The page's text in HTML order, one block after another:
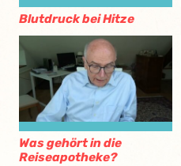
Blutdruck bei Hitze
Was gehört in die
Reiseapotheke?